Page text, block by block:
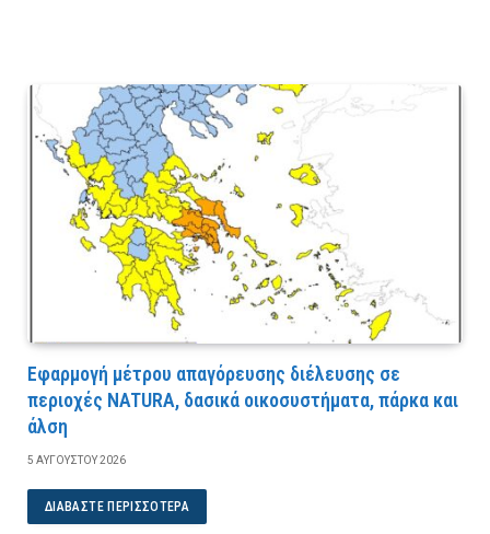
Εφαρμογή μέτρου απαγόρευσης διέλευσης σε
περιοχές NATURA, δασικά οικοσυστήματα, πάρκα και
άλση
5 ΑΥΓΟΎΣΤΟΥ 2026
ΔΙΑΒΆΣΤΕ ΠΕΡΙΣΣΌΤΕΡΑ